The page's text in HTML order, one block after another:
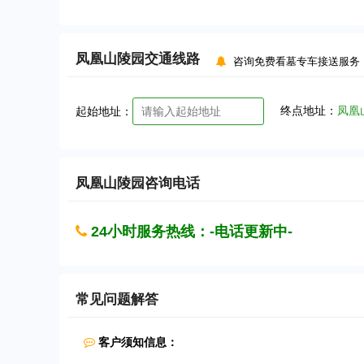
凤凰山陵园交通线路 咨询免费看墓专车接送服务
起始地址： 终点地址： 凤凰
凤凰山陵园 咨询电话
24小时服务热线：-电话更新中-
常见问题解答
客户须知信息：